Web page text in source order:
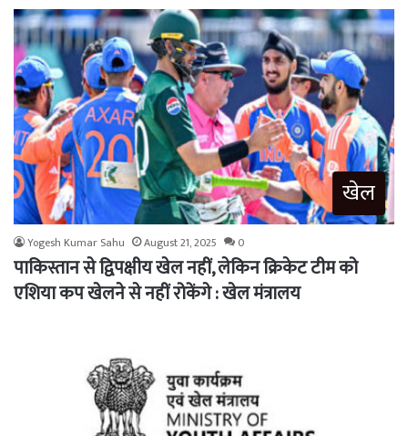
खेल
Yogesh Kumar Sahu August 21, 2025 0
पाकिस्तान से द्विपक्षीय खेल नहीं, लेकिन क्रिकेट टीम को
एशिया कप खेलने से नहीं रोकेंगे : खेल मंत्रालय